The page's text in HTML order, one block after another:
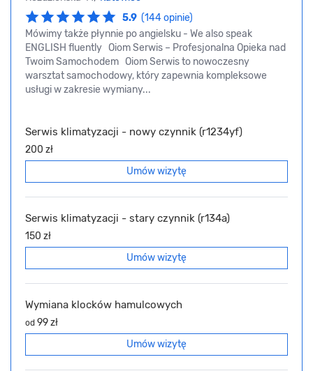
5.9 (144 opinie)
Mówimy także płynnie po angielsku - We also speak
ENGLISH fluently Oiom Serwis – Profesjonalna Opieka nad
Twoim Samochodem Oiom Serwis to nowoczesny
warsztat samochodowy, który zapewnia kompleksowe
usługi w zakresie wymiany...
Serwis klimatyzacji - nowy czynnik (r1234yf)
200 zł
Umów wizytę
Serwis klimatyzacji - stary czynnik (r134a)
150 zł
Umów wizytę
Wymiana klocków hamulcowych
od 99 zł
Umów wizytę